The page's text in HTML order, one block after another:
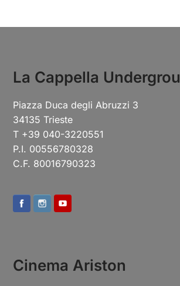
La Cappella
Piazza Duca degli Abruzzi 3
34135 Trieste
T +39 040-3220551
P.I. 00556780328
C.F. 80016790323
Cinema Ariston